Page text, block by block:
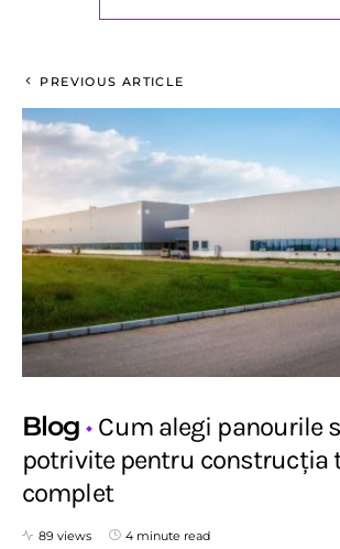
PREVIOUS ARTICLE
Blog
Cum alegi panourile
potrivite pentru construcția
complet
89 views 4 minute read